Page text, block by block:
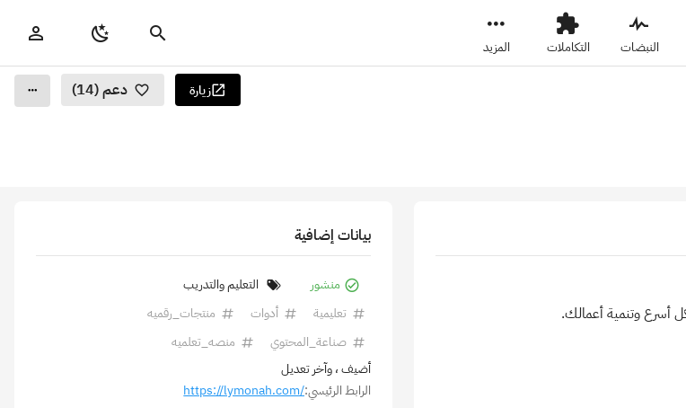
النبضات التكاملات المزيد
زيارة دعم (14)
بيانات إضافية
منشور
التعليم والتدريب
تعليمية
أدوات
منتجات_رقميه
صناعة_المحتوي
منصه_تعلميه
أضيف، وآخر تعديل
الرابط الرئيسي:https://lymonah.com/